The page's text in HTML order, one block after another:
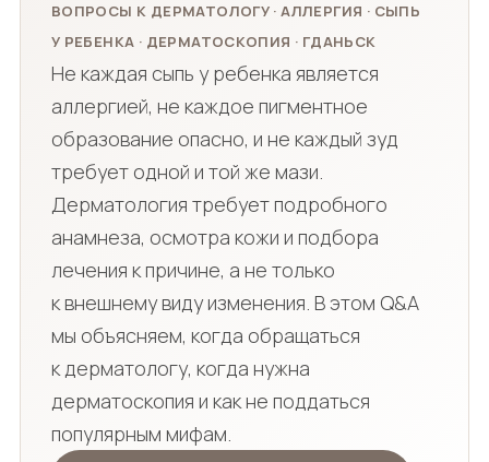
ВОПРОСЫ К ДЕРМАТОЛОГУ · АЛЛЕРГИЯ · СЫПЬ
У РЕБЕНКА · ДЕРМАТОСКОПИЯ · ГДАНЬСК
Не каждая сыпь у ребенка является
аллергией, не каждое пигментное
образование опасно, и не каждый зуд
требует одной и той же мази.
Дерматология требует подробного
анамнеза, осмотра кожи и подбора
лечения к причине, а не только
к внешнему виду изменения. В этом Q&A
мы объясняем, когда обращаться
к дерматологу, когда нужна
дерматоскопия и как не поддаться
популярным мифам.